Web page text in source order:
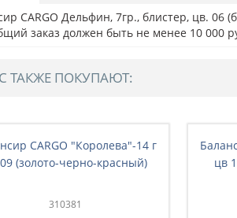
CARGO Дельфин, 7гр., блистер, цв. 06
заказ должен быть не менее 10 000
ТАКЖЕ ПОКУПАЮТ:
CARGO "Королева"-14 г
(золото-черно-красный)
310381
цв